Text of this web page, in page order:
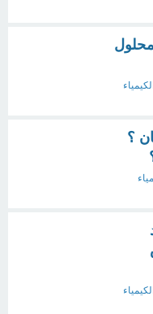
الكيمياء
؟
الكيمياء